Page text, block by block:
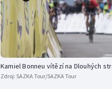
Kamiel Bonneu vítězí na Dlouhých
Zdroj: SAZKA Tour/SAZKA Tour